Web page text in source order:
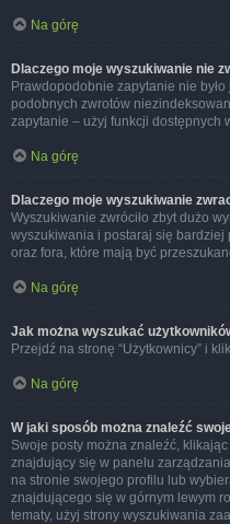
Na górę
Dlaczego moje wyszukiwanie nie
Prawdopodobnie zapytanie nie
podobnych zwrotów
zapytanie – użyj funkcji dostępnych
Na górę
Dlaczego moje wyszukiwanie
Wyszukiwanie zwróciło zbyt dużo
wyszukiwania i postaraj się
oraz fora, które mają być
Na górę
Jak można wyszukać
Przejdź na stronę “Użytkownicy” i
Na górę
W jaki sposób można znaleźć
Swoje posty można znaleźć,
znajdujący się w panelu
na stronie swojego profilu lub
znajdującego się w górnym lewym
tematy, użyj strony wyszukiwania